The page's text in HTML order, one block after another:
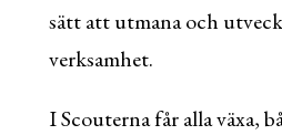
sätt att utmana och
verksamhet.
I Scouterna får alla växa,